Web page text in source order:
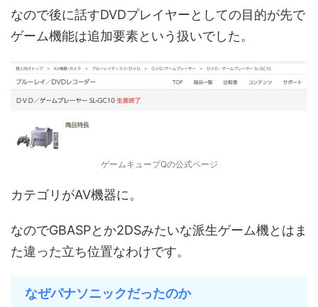
なので後に話すDVDプレイヤーとしての目的が先で
ゲーム機能は追加要素という扱いでした。
ゲームキューブQの公式ページ
カテゴリがAV機器に。
なのでGBASPとか2DSみたいな派生ゲーム機とはま
た違った立ち位置なわけです。
なぜパナソニックだったのか